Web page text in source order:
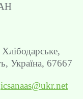
Україна, 67667
icsanaas@ukr.net